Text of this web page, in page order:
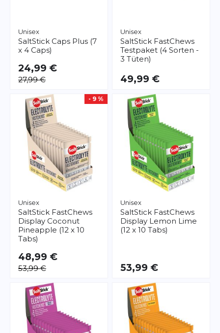
Unisex
SaltStick Caps Plus (7
x 4 Caps)
24,99 €
27,99 €
Unisex
SaltStick FastChews
Testpaket (4 Sorten -
3 Tüten)
49,99 €
- 9 %
Unisex
SaltStick FastChews
Display Coconut
Pineapple (12 x 10
Tabs)
48,99 €
53,99 €
Unisex
SaltStick FastChews
Display Lemon Lime
(12 x 10 Tabs)
53,99 €